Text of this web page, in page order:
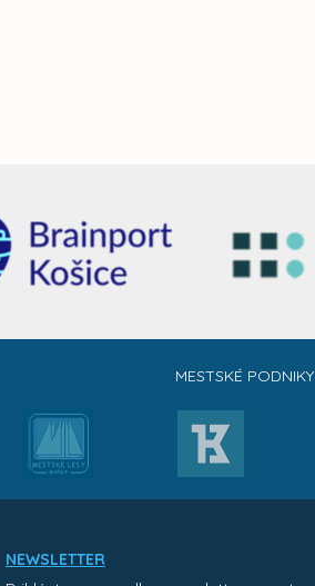
MESTSKÉ PODNIKY
NEWSLETTER